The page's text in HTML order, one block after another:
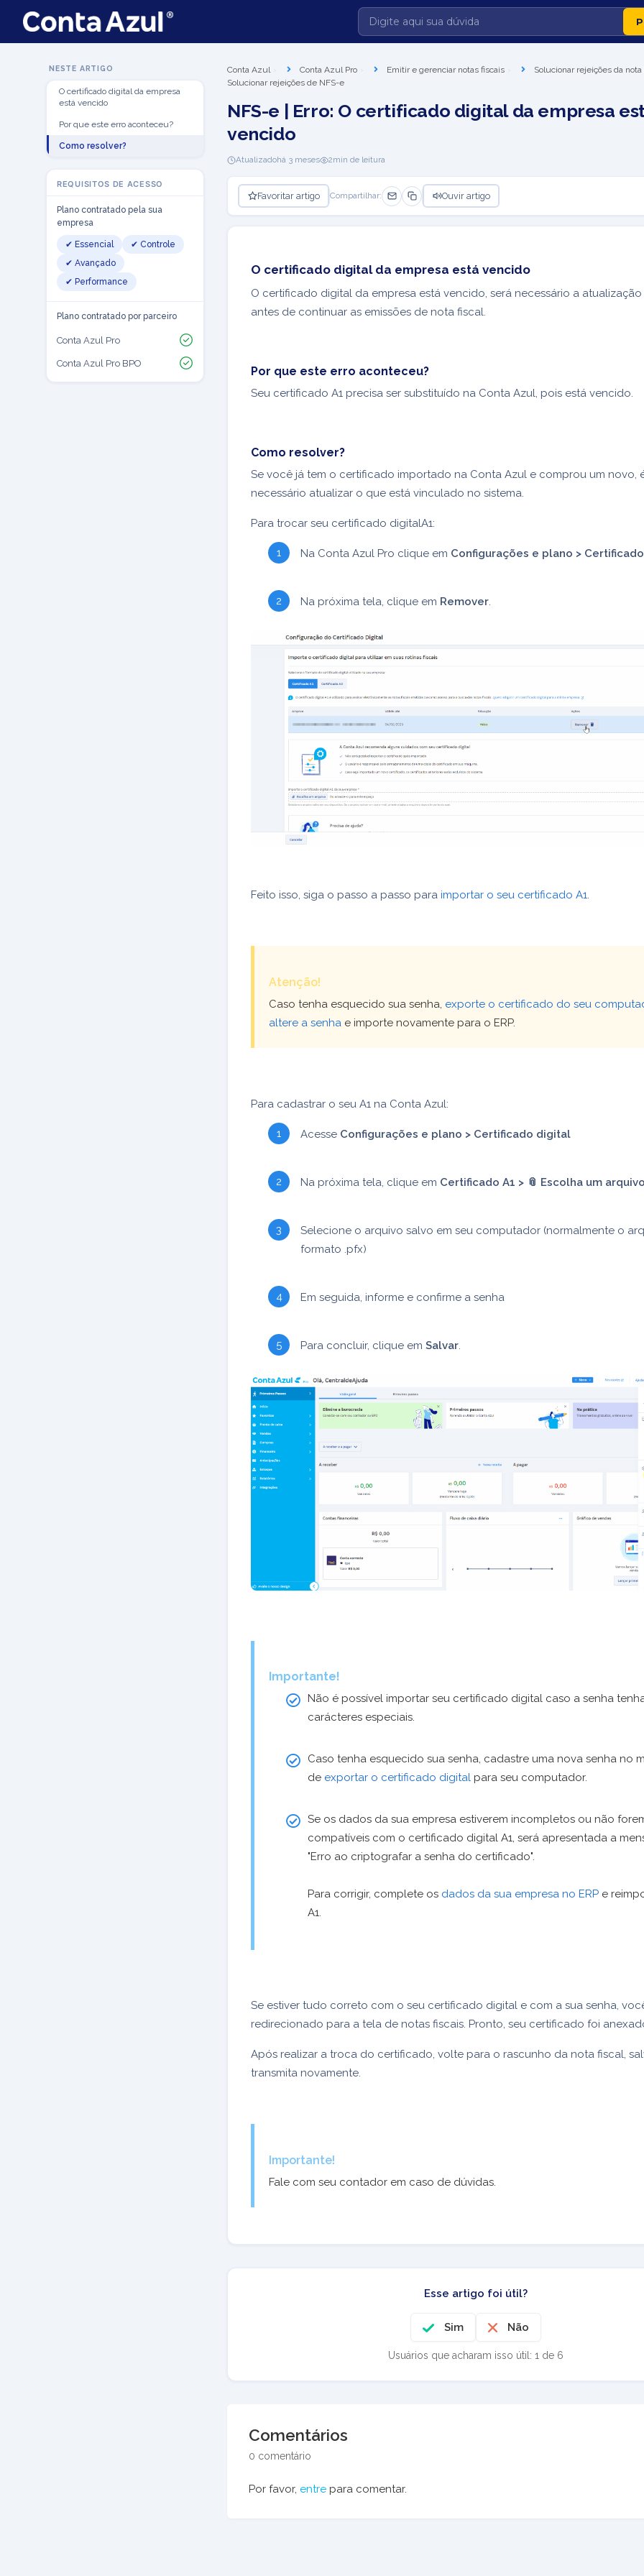
NESTE ARTIGO
O certificado digital da empresa
está vencido
Por que este erro aconteceu?
Como resolver?
REQUISITOS DE ACESSO
Plano contratado pela sua
empresa
✔ Essencial
✔ Controle
✔ Avançado
✔ Performance
Plano contratado por parceiro
Conta Azul Pro
Conta Azul Pro BPO
Conta Azul Conta Azul Pro Emitir e gerenciar notas fiscais
Solucionar rejeições da nota
Solucionar rejeições de NFS-e
NFS-e | Erro: O certificado digital da empresa
vencido
Atualizadohá 3 meses 2min de leitura
Favoritar artigo Compartilhar: Ouvir artigo
O certificado digital da empresa está vencido
O certificado digital da empresa está vencido, será necessário a
antes de continuar as emissões de nota fiscal.
Por que este erro aconteceu?
Seu certificado A1 precisa ser substituído na Conta Azul, pois está vencido.
Como resolver?
Se você já tem o certificado importado na Conta Azul e comprou um novo,
necessário atualizar o que está vinculado no sistema.
Para trocar seu certificado digitalA1:
Na Conta Azul Pro clique em Configurações e plano >
Na próxima tela, clique em Remover.
Feito isso, siga o passo a passo para importar o seu certificado A1.
Atenção!
Caso tenha esquecido sua senha, exporte o certificado do seu
altere a senha e importe novamente para o ERP.
Para cadastrar o seu A1 na Conta Azul:
Acesse Configurações e plano > Certificado digital
Na próxima tela, clique em Certificado A1 > 📎 Escolha um arquivo
Selecione o arquivo salvo em seu computador (normalmente o
formato .pfx)
Em seguida, informe e confirme a senha
Para concluir, clique em Salvar
Importante!
Não é possível importar seu certificado digital caso a senha
carácteres especiais.
Caso tenha esquecido sua senha, cadastre uma nova senha no
de exportar o certificado digital para seu computador.
Se os dados da sua empresa estiverem incompletos ou não
compatíveis com o certificado digital A1, será apresentada a
"Erro ao criptografar a senha do certificado".
Para corrigir, complete os dados da sua empresa no ERP e
A1.
Se estiver tudo correto com o seu certificado digital e com a sua senha,
redirecionado para a tela de notas fiscais. Pronto, seu certificado foi
Após realizar a troca do certificado, volte para o rascunho da nota fiscal,
transmita novamente.
Importante!
Fale com seu contador em caso de dúvidas.
Esse artigo foi útil?
Sim Não
Usuários que acharam isso útil: 1 de 6
Comentários
0 comentário
Por favor, entre para comentar.